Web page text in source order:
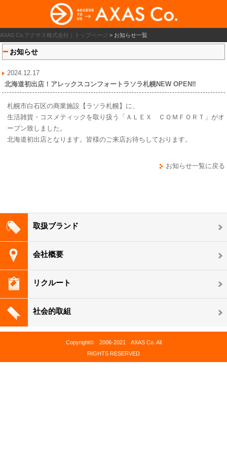
取扱ブランド
会社概要
リクルート
社会的取組
AXAS Co.アクサス株式会社｜トップページ > お知らせ一覧
お知らせ
2024.12.17
北海道初出店！アレックスコンフォートラソラ札幌NEW OPEN‼
札幌市白石区の商業施設【ラソラ札幌】に、
生活雑貨・コスメティックを取り扱う「ＡＬＥＸ ＣＯＭＦＯＲＴ」がオ
ープン致しました。
北海道初出店となります。皆様のご来店お待ちしております。
お知らせ一覧に戻る
Copyright© 2006-2021 AXAS Co. All
RIGHTS RESERVED